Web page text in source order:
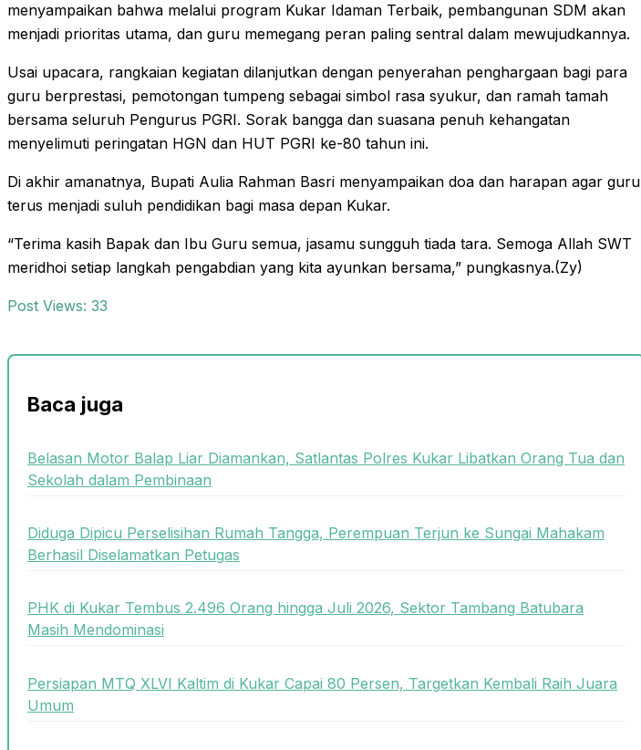
menyampaikan bahwa melalui program Kukar Idaman Terbaik, pembangunan SDM akan
menjadi prioritas utama, dan guru memegang peran paling sentral dalam mewujudkannya.
Usai upacara, rangkaian kegiatan dilanjutkan dengan penyerahan penghargaan bagi para
guru berprestasi, pemotongan tumpeng sebagai simbol rasa syukur, dan ramah tamah
bersama seluruh Pengurus PGRI. Sorak bangga dan suasana penuh kehangatan
menyelimuti peringatan HGN dan HUT PGRI ke-80 tahun ini.
Di akhir amanatnya, Bupati Aulia Rahman Basri menyampaikan doa dan harapan agar guru
terus menjadi suluh pendidikan bagi masa depan Kukar.
“Terima kasih Bapak dan Ibu Guru semua, jasamu sungguh tiada tara. Semoga Allah SWT
meridhoi setiap langkah pengabdian yang kita ayunkan bersama,” pungkasnya.(Zy)
Post Views: 33
Baca juga
Belasan Motor Balap Liar Diamankan, Satlantas Polres Kukar Libatkan Orang Tua dan
Sekolah dalam Pembinaan
Diduga Dipicu Perselisihan Rumah Tangga, Perempuan Terjun ke Sungai Mahakam
Berhasil Diselamatkan Petugas
PHK di Kukar Tembus 2.496 Orang hingga Juli 2026, Sektor Tambang Batubara
Masih Mendominasi
Persiapan MTQ XLVI Kaltim di Kukar Capai 80 Persen, Targetkan Kembali Raih Juara
Umum